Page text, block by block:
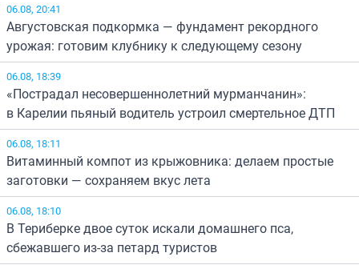
06.08, 20:41
Августовская подкормка — фундамент рекордного
урожая: готовим клубнику к следующему сезону
06.08, 18:39
«Пострадал несовершеннолетний мурманчанин»:
в Карелии пьяный водитель устроил смертельное ДТП
06.08, 18:11
Витаминный компот из крыжовника: делаем простые
заготовки — сохраняем вкус лета
06.08, 18:10
В Териберке двое суток искали домашнего пса,
сбежавшего из-за петард туристов